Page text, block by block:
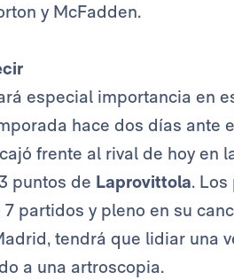
y McFadden.
especial importancia en
hace dos días ante
frente al rival de hoy en
puntos de Laprovittola.
partidos y pleno en su
tendrá que lidiar una
a una artroscopia.